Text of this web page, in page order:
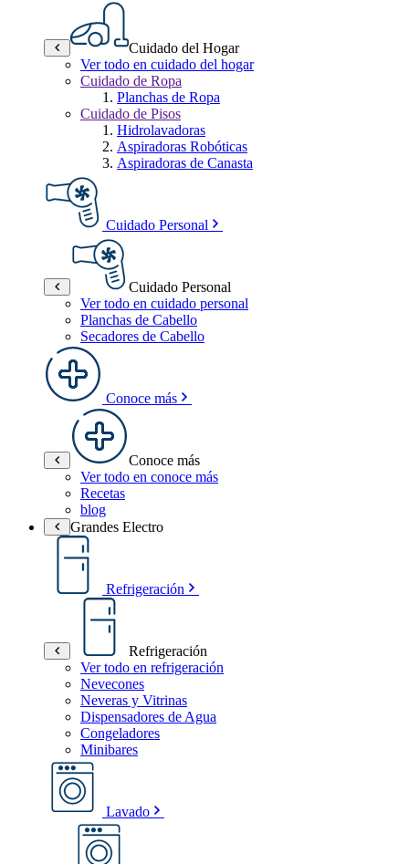
Cuidado del Hogar
Ver todo en cuidado del hogar
Cuidado de Ropa
Planchas de Ropa
Cuidado de Pisos
Hidrolavadoras
Aspiradoras Robóticas
Aspiradoras de Canasta
Cuidado Personal
Cuidado Personal
Ver todo en cuidado personal
Planchas de Cabello
Secadores de Cabello
Conoce más
Conoce más
Ver todo en conoce más
Recetas
blog
Grandes Electro
Refrigeración
Refrigeración
Ver todo en refrigeración
Nevecones
Neveras y Vitrinas
Dispensadores de Agua
Congeladores
Minibares
Lavado